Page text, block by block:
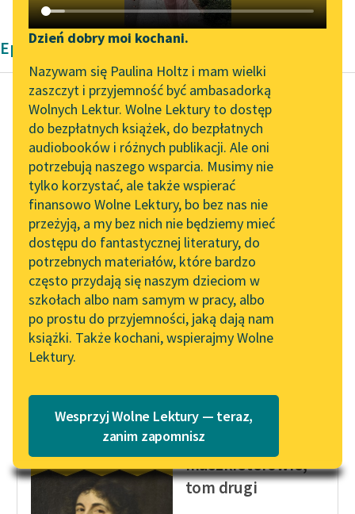
Katalog DAISY
Podkasty o książkach
Zgłoś brak utworu
Aktualności
„Prokurator Alicja Horn”
do słuchania
Byliśmy częścią AI Impact
Lab
Zapraszamy na spotkanie
online z tłumaczkami
literatury skandynawskiej
Spotkanie z Katarzyną
Tunkiel w Oslo
102. lata temu zmarł
Joseph Conrad
Lektury szkolne i klasyka
literatury do słuchania dla
uczennic i uczniów z
niepełnosprawnościami
Narzędzia
Mapa Wolnych Lektur
Leśmianator
Przewodnik dla piszących i
czytających
API
OAI-PMH
Widget Wolnych Lektur
Przypisy
Katalog w formacie PDF
Dzień dobry moi kochani.
Nazywam się Paulina Holtz i mam wielki
zaszczyt i przyjemność być ambasadorką
Wolnych Lektur. Wolne Lektury to dostęp
do bezpłatnych książek, do bezpłatnych
audiobooków i różnych publikacji. Ale oni
potrzebują naszego wsparcia. Musimy nie
tylko korzystać, ale także wspierać
finansowo Wolne Lektury, bo bez nas nie
przeżyją, a my bez nich nie będziemy mieć
dostępu do fantastycznej literatury, do
potrzebnych materiałów, które bardzo
często przydają się naszym dzieciom w
szkołach albo nam samym w pracy, albo
po prostu do przyjemności, jaką dają nam
książki. Także kochani, wspierajmy Wolne
Lektury.
Wesprzyj Wolne Lektury — teraz,
zanim zapomnisz
Epika Aleksandra Dumas
Aleksander Dumas (ojciec)
Hrabia Monte
Christo
— Powiadam, że
patrząc na organizm
społeczeństw, widzisz
pan tylko kółeczka
całej machiny, ale nie
dostrzegasz...
Aleksander Dumas (ojciec)
Trzej
muszkieterowie,
tom drugi